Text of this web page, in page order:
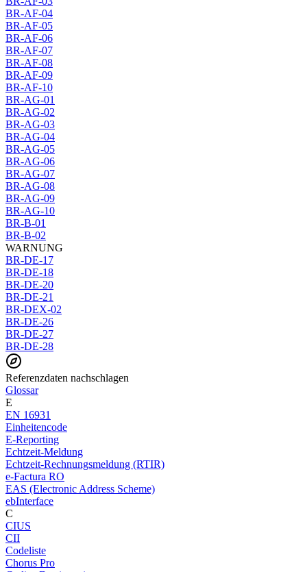
BR-AF-04
BR-AF-05
BR-AF-06
BR-AF-07
BR-AF-08
BR-AF-09
BR-AF-10
BR-AG-01
BR-AG-02
BR-AG-03
BR-AG-04
BR-AG-05
BR-AG-06
BR-AG-07
BR-AG-08
BR-AG-09
BR-AG-10
BR-B-01
BR-B-02
WARNUNG
BR-DE-17
BR-DE-18
BR-DE-20
BR-DE-21
BR-DEX-02
BR-DE-26
BR-DE-27
BR-DE-28
Referenzdaten nachschlagen
Glossar
E
EN 16931
Einheitencode
E-Reporting
Echtzeit-Meldung
Echtzeit-Rechnungsmeldung (RTIR)
e-Factura RO
EAS (Electronic Address Scheme)
ebInterface
C
CIUS
CII
Codeliste
Chorus Pro